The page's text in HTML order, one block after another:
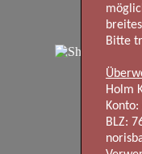
Bitte
Holm
BLZ: